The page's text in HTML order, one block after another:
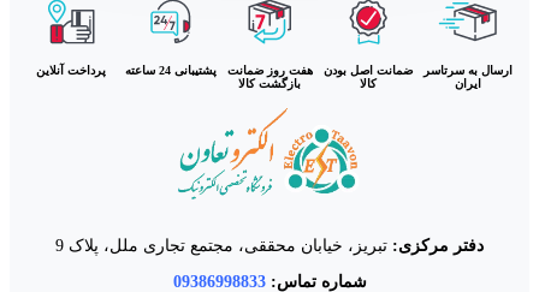
ارسال به سرتاسر
ایران
ضمانت اصل بودن
کالا
هفت روز ضمانت
بازگشت کالا
پشتیبانی 24 ساعته پرداخت آنلاین
دفتر مرکزی: تبریز، خیابان محققی، مجتمع تجاری ملل، پلاک 9
شماره تماس:09386998833